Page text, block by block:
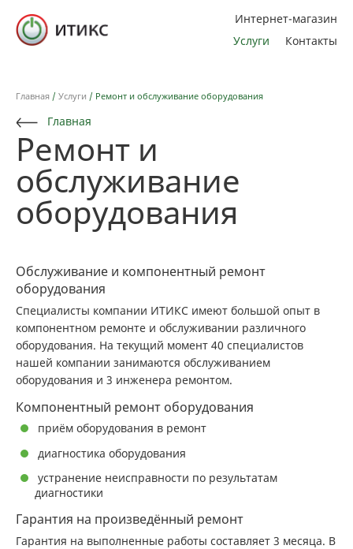
Интернет-магазин
Услуги
Контакты
Главная / Услуги / Ремонт и обслуживание оборудования
Главная
Ремонт и
обслуживание
оборудования
Обслуживание и компонентный ремонт
оборудования
Специалисты компании ИТИКС имеют большой опыт в
компонентном ремонте и обслуживании различного
оборудования. На текущий момент 40 специалистов
нашей компании занимаются обслуживанием
оборудования и 3 инженера ремонтом.
Компонентный ремонт оборудования
приём оборудования в ремонт
диагностика оборудования
устранение неисправности по результатам
диагностики
Гарантия на произведённый ремонт
Гарантия на выполненные работы составляет 3 месяца. В